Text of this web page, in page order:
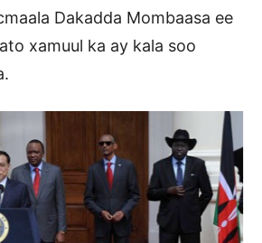
Dakadda Mombaasa ee
xamuul ka ay kala soo